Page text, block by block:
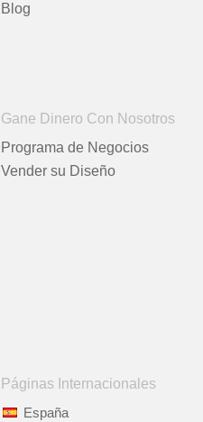
Blog
Gane Dinero Con Nosotros
Programa de Negocios
Vender su Diseño
Páginas Internacionales
España